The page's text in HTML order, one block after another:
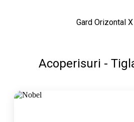
Gard Orizontal
Acoperisuri -